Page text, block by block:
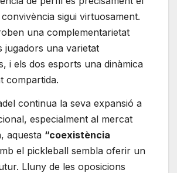
sigui virtuosament.
una complementarietat
jugadors una varietat
i els dos esports una dinàmica
compartida.
continua la seva expansió a
especialment al mercat
aquesta “coexistència
el pickleball sembla oferir un
Lluny de les oposicions